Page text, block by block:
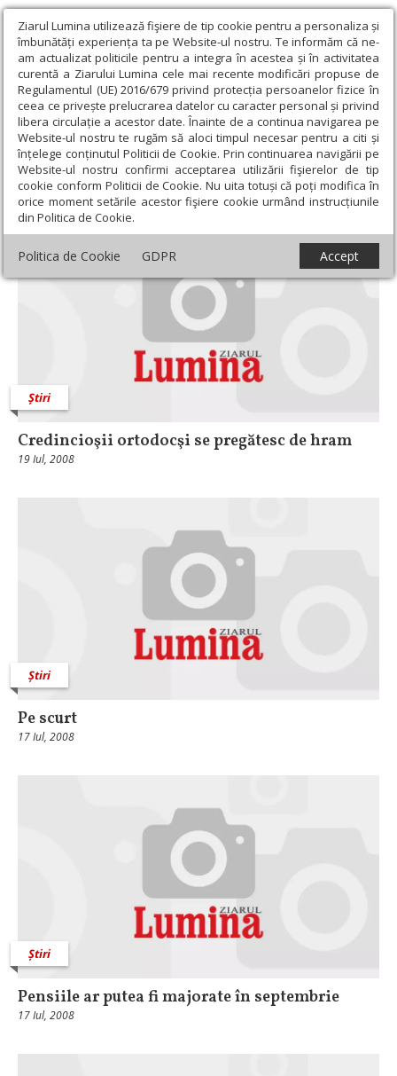
Ziarul Lumina utilizează fişiere de tip cookie pentru a personaliza și
îmbunătăți experiența ta pe Website-ul nostru. Te informăm că ne-
am actualizat politicile pentru a integra în acestea și în activitatea
curentă a Ziarului Lumina cele mai recente modificări propuse de
Regulamentul (UE) 2016/679 privind protecția persoanelor fizice în
ceea ce privește prelucrarea datelor cu caracter personal și privind
libera circulație a acestor date. Înainte de a continua navigarea pe
Website-ul nostru te rugăm să aloci timpul necesar pentru a citi și
înțelege conținutul Politicii de Cookie. Prin continuarea navigării pe
Website-ul nostru confirmi acceptarea utilizării fişierelor de tip
cookie conform Politicii de Cookie. Nu uita totuși că poți modifica în
orice moment setările acestor fişiere cookie urmând instrucțiunile
din Politica de Cookie.
Politica de Cookie GDPR Accept
Ziarul Lumina › Actualitate religioasă › Știri
Știri
Știri
Credincioşii ortodocşi se pregătesc de hram
19 Iul, 2008
Știri
Pe scurt
17 Iul, 2008
Știri
Pensiile ar putea fi majorate în septembrie
17 Iul, 2008